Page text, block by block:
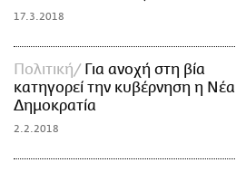
17.3.2018
Πολιτική
Για ανοχή στη βία
κατηγορεί την κυβέρνηση η Νέα
Δημοκρατία
2.2.2018